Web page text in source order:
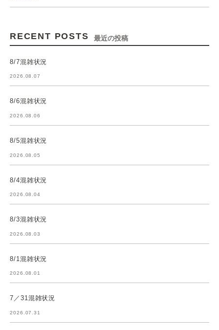
RECENT POSTS 最近の投稿
8/7混雑状況
2026.08.07
8/6混雑状況
2026.08.06
8/5混雑状況
2026.08.05
8/4混雑状況
2026.08.04
8/3混雑状況
2026.08.03
8/1混雑状況
2026.08.01
7／31混雑状況
2026.07.31